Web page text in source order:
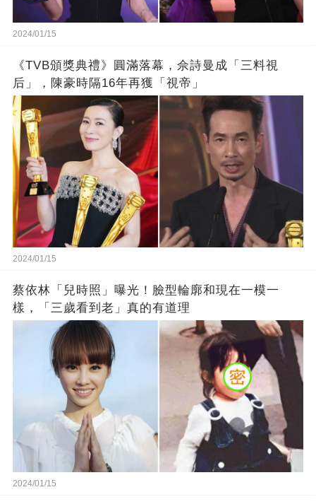
2024/01/15
《TVB頒獎典禮》圓滿落幕，佘詩曼成「三料視
后」，陳豪時隔16年再獲「視帝」
2024/01/15
蔡依林「兒時照」曝光！臉型輪廓和現在一模一
樣，「三歲看到老」真的有道理
2024/01/15